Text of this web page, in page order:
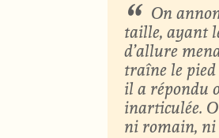
On
taille, ayant
d’allure
traîne le
il a répondu
inarticulée.
ni romain, ni